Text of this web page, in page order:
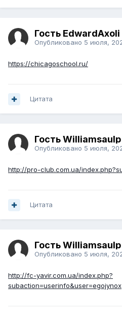
Гость EdwardAxoli
Опубликовано 5 июля,
https://chicagoschool.ru/
Цитата
Гость Williamsaulp
Опубликовано 5 июля,
http://pro-club.com.ua/
Цитата
Гость Williamsaulp
Опубликовано 5 июля,
http://fc-yavir.com.ua/index.php?
subaction=userinfo&user=egojynox